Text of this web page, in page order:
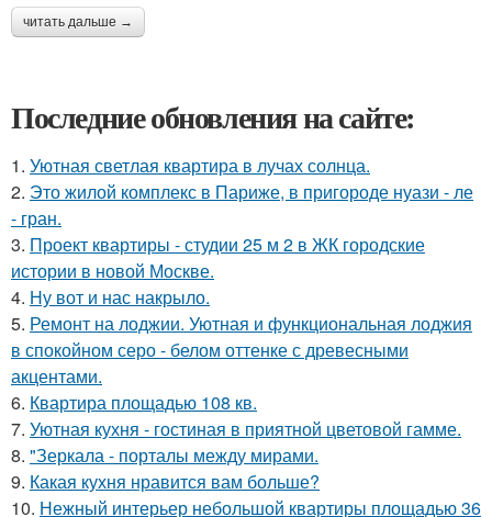
читать дальше →
Последние обновления на сайте:
1. Уютная светлая квартира в лучах солнца.
2. Это жилой комплекс в Париже, в пригороде нуази - ле
- гран.
3. Проект квартиры - студии 25 м 2 в ЖК городские
истории в новой Москве.
4. Ну вот и нас накрыло.
5. Ремонт на лоджии. Уютная и функциональная лоджия
в спокойном серо - белом оттенке с древесными
акцентами.
6. Квартира площадью 108 кв.
7. Уютная кухня - гостиная в приятной цветовой гамме.
8. "Зеркала - порталы между мирами.
9. Какая кухня нравится вам больше?
10. Нежный интерьер небольшой квартиры площадью 36